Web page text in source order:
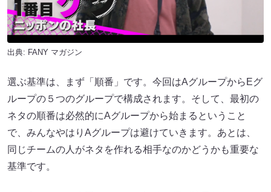
出典: FANY マガジン
選ぶ基準は、まず「順番」です。今回はAグループからEグ
ループの５つのグループで構成されます。そして、最初の
ネタの順番は必然的にAグループから始まるということ
で、みんなやはりAグループは避けていきます。あとは、
同じチームの人がネタを作れる相手なのかどうかも重要な
基準です。